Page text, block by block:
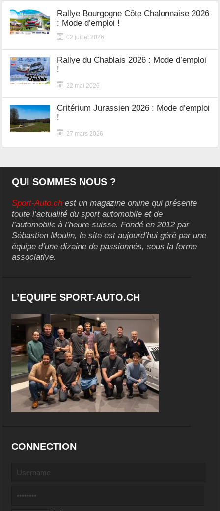
Rallye Bourgogne Côte Chalonnaise 2026
: Mode d’emploi !
02 juillet 2026
Rallye du Chablais 2026 : Mode d’emploi
!
22 mai 2026
Critérium Jurassien 2026 : Mode d’emploi
!
27 mars 2026
QUI SOMMES NOUS ?
Sport-Auto.ch est un magazine online qui présente
toute l’actualité du sport automobile et de
l’automobile à l’heure suisse. Fondé en 2012 par
Sébastien Moulin, le site est aujourd’hui géré par une
équipe d’une dizaine de passionnés, sous la forme
associative.
L’EQUIPE SPORT-AUTO.CH
CONNECTION